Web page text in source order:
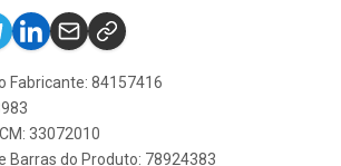
Fabricante: 84157416
33072010
Barras do Produto: 78924383